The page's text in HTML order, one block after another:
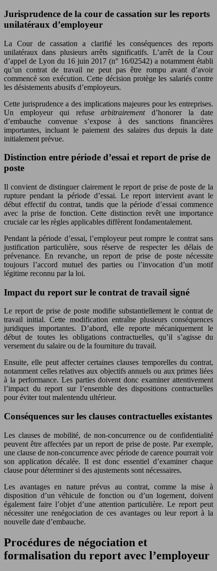
Jurisprudence de la cour de cassation sur les reports
unilatéraux d’employeur
La Cour de cassation a clarifié les conséquences des reports
unilatéraux dans plusieurs arrêts significatifs. L’arrêt de la Cour
d’appel de Lyon du 16 juin 2017 (n° 16/02542) a notamment établi
qu’un contrat de travail ne peut pas être rompu avant d’avoir
commencé son exécution. Cette décision protège les salariés contre
les désistements abusifs d’employeurs.
Cette jurisprudence a des implications majeures pour les entreprises.
Un employeur qui refusearbitrairementd’honorer la date
d’embauche convenue s’expose à des sanctions financières
importantes, incluant le paiement des salaires dus depuis la date
initialement prévue.
Distinction entre période d’essai et report de prise de
poste
Il convient de distinguer clairement le report de prise de poste de la
rupture pendant la période d’essai. Le report intervient avant le
début effectif du contrat, tandis que la période d’essai commence
avec la prise de fonction. Cette distinction revêt une importance
cruciale car les règles applicables diffèrent fondamentalement.
Pendant la période d’essai, l’employeur peut rompre le contrat sans
justification particulière, sous réserve de respecter les délais de
prévenance. En revanche, un report de prise de poste nécessite
toujours l’accord mutuel des parties ou l’invocation d’un motif
légitime reconnu par la loi.
Impact du report sur le contrat de travail signé
Le report de prise de poste modifie substantiellement le contrat de
travail initial. Cette modification entraîne plusieurs conséquences
juridiques importantes. D’abord, elle reporte mécaniquement le
début de toutes les obligations contractuelles, qu’il s’agisse du
versement du salaire ou de la fourniture du travail.
Ensuite, elle peut affecter certaines clauses temporelles du contrat,
notamment celles relatives aux objectifs annuels ou aux primes liées
à la performance. Les parties doivent donc examiner attentivement
l’impact du report sur l’ensemble des dispositions contractuelles
pour éviter tout malentendu ultérieur.
Conséquences sur les clauses contractuelles existantes
Les clauses de mobilité, de non-concurrence ou de confidentialité
peuvent être affectées par un report de prise de poste. Par exemple,
une clause de non-concurrence avec période de carence pourrait voir
son application décalée. Il est donc essentiel d’examiner chaque
clause pour déterminer si des ajustements sont nécessaires.
Les avantages en nature prévus au contrat, comme la mise à
disposition d’un véhicule de fonction ou d’un logement, doivent
également faire l’objet d’une attention particulière. Le report peut
nécessiter une renégociation de ces avantages ou leur report à la
nouvelle date d’embauche.
Procédures de négociation et
formalisation du report avec l’employeur